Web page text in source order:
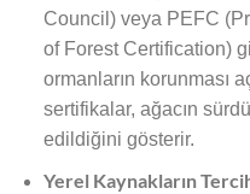
Council) veya PEFC
of Forest Certification)
ormanların korunması
sertifikalar, ağacın
edildiğini gösterir.
Yerel Kaynakların